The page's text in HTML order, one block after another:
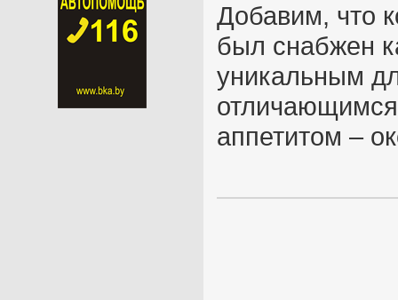
Добавим, что
был снабжен
уникальным
аппетитом –